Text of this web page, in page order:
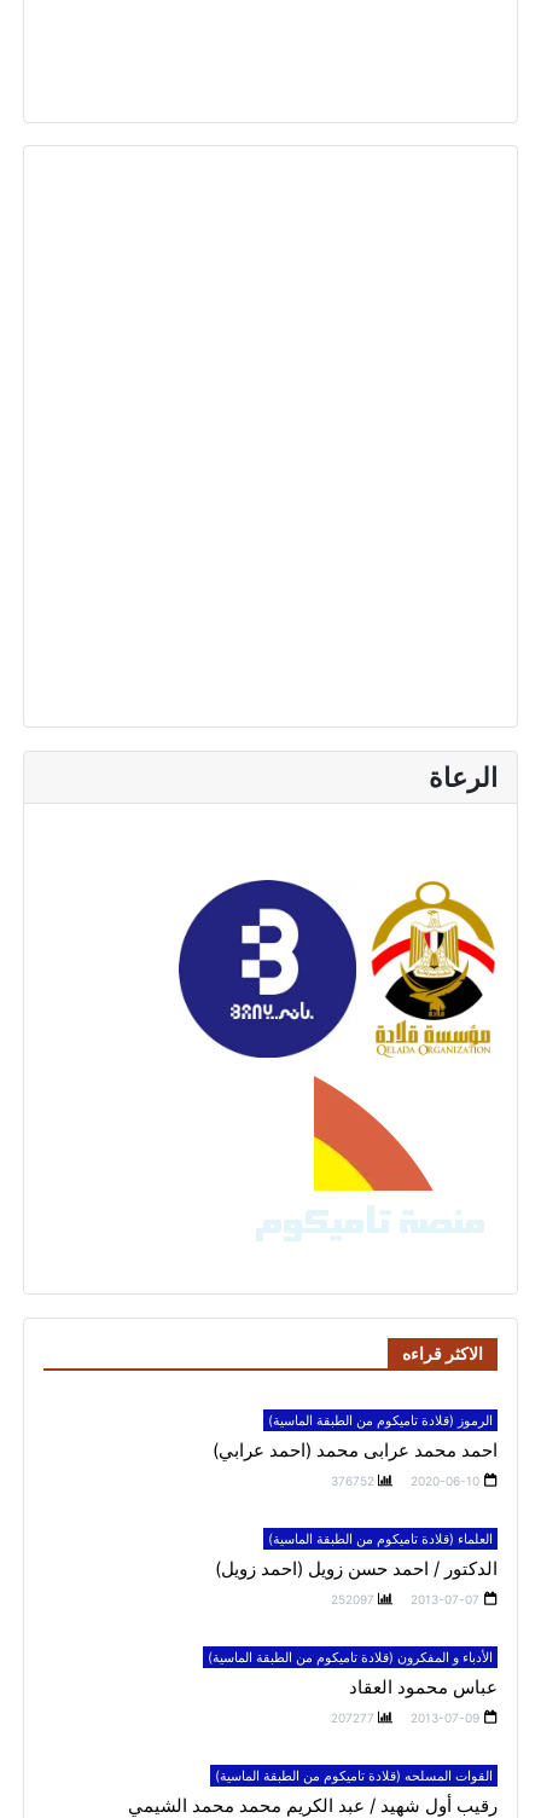
الرعاة
الاكثر قراءه
الرموز (قلادة تاميكوم من الطبقة الماسية)
احمد محمد عرابى محمد (احمد عرابي)
2020-06-10
376752
العلماء (قلادة تاميكوم من الطبقة الماسية)
الدكتور / احمد حسن زويل (احمد زويل)
2013-07-07
252097
الأدباء و المفكرون (قلادة تاميكوم من الطبقة الماسية)
عباس محمود العقاد
2013-07-09
207277
القوات المسلحه (قلادة تاميكوم من الطبقة الماسية)
رقيب أول شهيد / عبد الكريم محمد محمد الشيمي